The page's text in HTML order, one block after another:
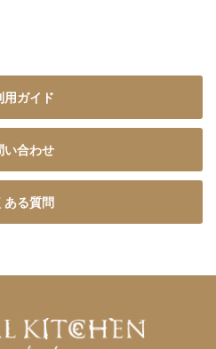
用ガイド
い合わせ
ある質問